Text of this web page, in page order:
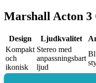
Marshall Acton 3
Design Ljudkvalitet
Kompakt
och
ikonisk
Stereo med
anpassningsbart
ljud